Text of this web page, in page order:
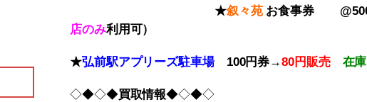
★叙々苑お食事券
店のみ利用可）
★弘前駅アプリーズ駐車場 100円券→80円販売 在
◇◆◇◆買取情報◆◇◆◇